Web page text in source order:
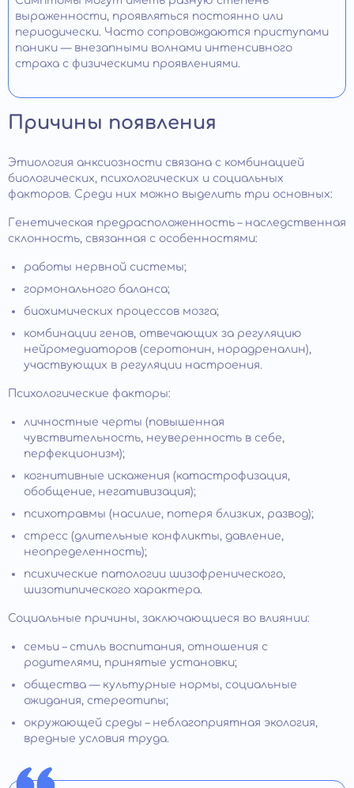
выраженности, проявляться постоянно или
периодически. Часто сопровождаются приступами
паники — внезапными волнами интенсивного
страха с физическими проявлениями.
Причины появления
Этиология анксиозности связана с комбинацией
биологических, психологических и социальных
факторов. Среди них можно выделить три основных:
Генетическая предрасположенность – наследственная
склонность, связанная с особенностями:
работы нервной системы;
гормонального баланса;
биохимических процессов мозга;
комбинации генов, отвечающих за регуляцию
нейромедиаторов (серотонин, норадреналин),
участвующих в регуляции настроения.
Психологические факторы:
личностные черты (повышенная
чувствительность, неуверенность в себе,
перфекционизм);
когнитивные искажения (катастрофизация,
обобщение, негативизация);
психотравмы (насилие, потеря близких, развод);
стресс (длительные конфликты, давление,
неопределенность);
психические патологии шизофренического,
шизотипического характера.
Социальные причины, заключающиеся во влиянии:
семьи – стиль воспитания, отношения с
родителями, принятые установки;
общества — культурные нормы, социальные
ожидания, стереотипы;
окружающей среды – неблагоприятная экология,
вредные условия труда.